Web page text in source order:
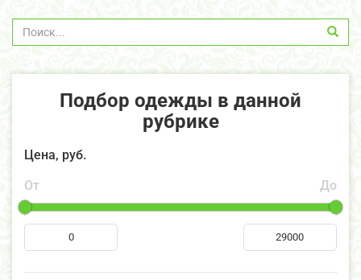
Подбор одежды в данной
рубрике
Цена, руб.
От
До